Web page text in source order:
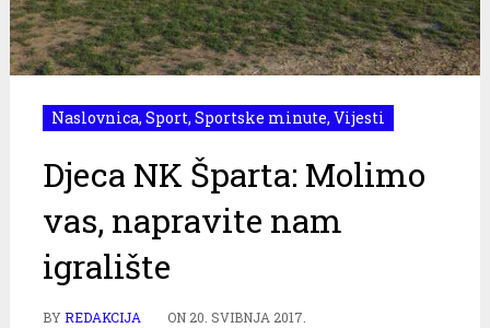
Naslovnica, Sport, Sportske minute, Vijesti
Djeca NK Šparta: Molimo
vas, napravite nam
igralište
BYREDAKCIJA ON 20. SVIBNJA 2017.